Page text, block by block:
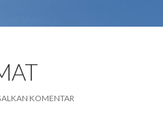
KOMENTAR